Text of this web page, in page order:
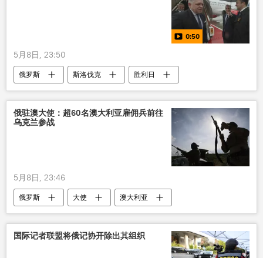
0:50
5月8日, 23:50
俄罗斯 斯洛伐克
胜利日
访俄
视频
俄驻澳大使：超60名澳大利亚雇佣兵前往
乌克兰参战
5月8日, 23:46
俄罗斯 大使
澳大利亚
雇佣兵
乌克兰
国际记者联盟将俄记协开除出其组织